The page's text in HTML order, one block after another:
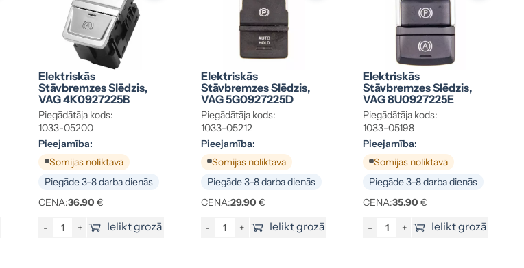
Elektriskās
Stāvbremzes Slēdzis,
VAG 4K0927225B
Piegādātāja kods:
1033-05200
Pieejamība:
Somijas noliktavā
Piegāde 3–8 darba dienās
CENA:36.90 €
- + Ielikt grozā
Elektriskās
Stāvbremzes Slēdzis,
VAG 5G0927225D
Piegādātāja kods:
1033-05212
Pieejamība:
Somijas noliktavā
Piegāde 3–8 darba dienās
CENA:29.90 €
- + Ielikt grozā
Elektriskās
Stāvbremzes Slēdzis,
VAG 8U0927225E
Piegādātāja kods:
1033-05198
Pieejamība:
Somijas noliktavā
Piegāde 3–8 darba dienās
CENA:35.90 €
- + Ielikt grozā